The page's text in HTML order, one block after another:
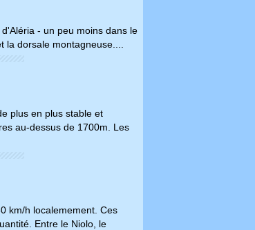
- un peu moins dans le
dorsale montagneuse....
plus en plus stable et
au-dessus de 1700m. Les
km/h localemement. Ces
Entre le Niolo, le